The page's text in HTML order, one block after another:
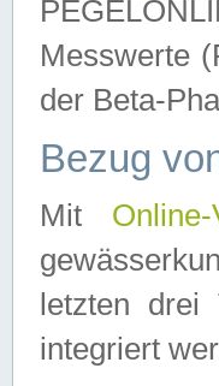
Messwerte
der Beta-
Bezug
Mit
letzten
integriert